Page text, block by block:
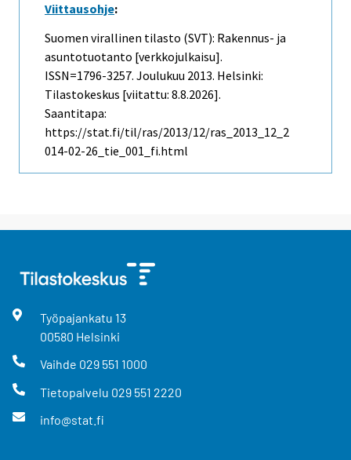
Viittausohje:
Suomen virallinen tilasto (SVT): Rakennus- ja
asuntotuotanto [verkkojulkaisu].
ISSN=1796-3257. Joulukuu 2013. Helsinki:
Tilastokeskus [viitattu: 8.8.2026].
Saantitapa:
https://stat.fi/til/ras/2013/12/ras_2013_12_2
014-02-26_tie_001_fi.html
Työpajankatu 13
00580 Helsinki
Vaihde 029 551 1000
Tietopalvelu 029 551 2220
info@stat.fi